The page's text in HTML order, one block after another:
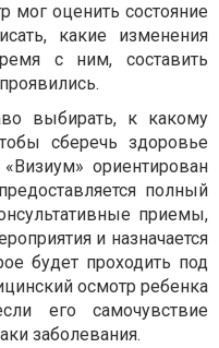
мог оценить состояние
какие изменения
с ним, составить
выбирать, к какому
сберечь здоровье
«Визиум» ориентирован
полный
приемы,
и назначается
будет проходить под
осмотр ребенка
его самочувствие
заболевания.